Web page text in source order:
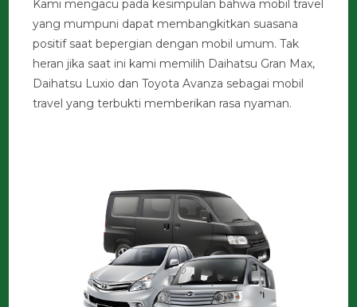
Kami mengacu pada kesimpulan bahwa mobil travel
yang mumpuni dapat membangkitkan suasana
positif saat bepergian dengan mobil umum. Tak
heran jika saat ini kami memilih Daihatsu Gran Max,
Daihatsu Luxio dan Toyota Avanza sebagai mobil
travel yang terbukti memberikan rasa nyaman.